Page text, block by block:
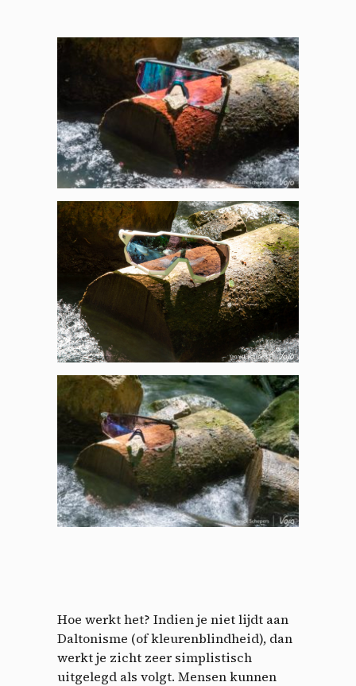
Hoe werkt het? Indien je niet lijdt aan
Daltonisme (of kleurenblindheid), dan
werkt je zicht zeer simplistisch
uitgelegd als volgt. Mensen kunnen